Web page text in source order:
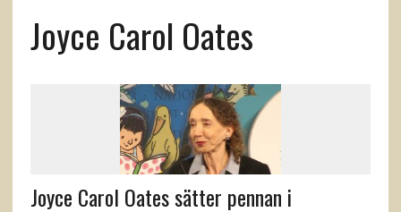
Joyce Carol Oates
Joyce Carol Oates sätter pennan i